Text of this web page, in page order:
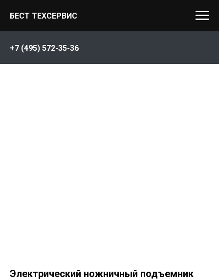
БЕСТ ТЕХСЕРВИС
+7 (495) 572-35-36
Электрический ножничный подъемник